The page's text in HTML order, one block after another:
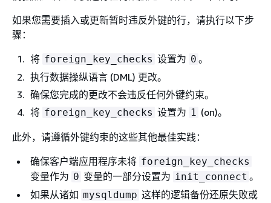
如果您需要插入或更新暂时违反外键的行，请执行以下步
骤：
将 foreign_key_checks 设置为 0 。
执行数据操纵语言 (DML) 更改。
确保您完成的更改不会违反任何外键约束。
将 foreign_key_checks 设置为 1 (on)。
此外，请遵循外键约束的这些其他最佳实践：
确保客户端应用程序未将 foreign_key_checks
变量作为 0 变量的一部分设置为 init_connect 。
如果从诸如 mysqldump 这样的逻辑备份还原失败或